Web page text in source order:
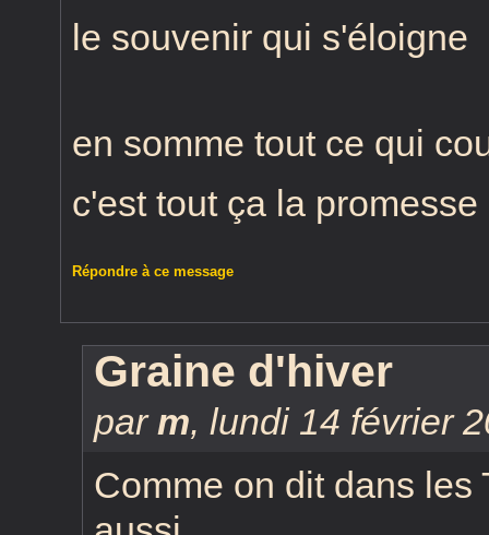
le souvenir qui s'éloigne
en somme tout ce qui
c'est tout ça la
Répondre à ce message
Graine d'hiver
parm, lundi 14 février
Comme on dit dans les